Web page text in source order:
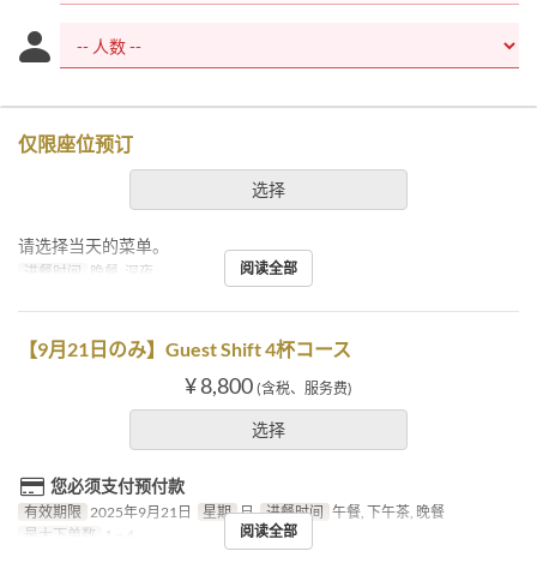
仅限座位预订
选择
请选择当天的菜单。
进餐时间 晚餐, 深夜 阅读全部
【9月21日のみ】Guest Shift 4杯コース
¥ 8,800 (含税、服务费)
选择
您必须支付预付款
有效期限 2025年9月21日 星期 日 进餐时间 午餐, 下午茶, 晚餐
最大下单数
1 ~ 4 阅读全部